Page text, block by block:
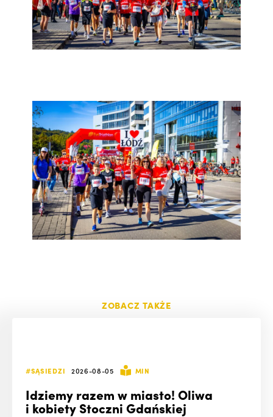
ZOBACZ TAKŻE
#SĄSIEDZI 2026-08-05 MIN
Idziemy razem w miasto! Oliwa
i kobiety Stoczni Gdańskiej